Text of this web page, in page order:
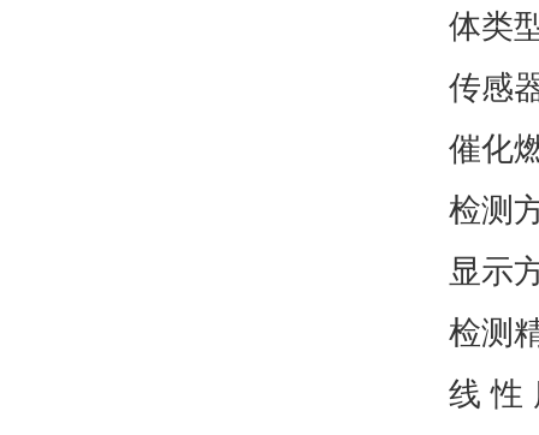
体类
传感
催化
检测
显示
检测
线 性